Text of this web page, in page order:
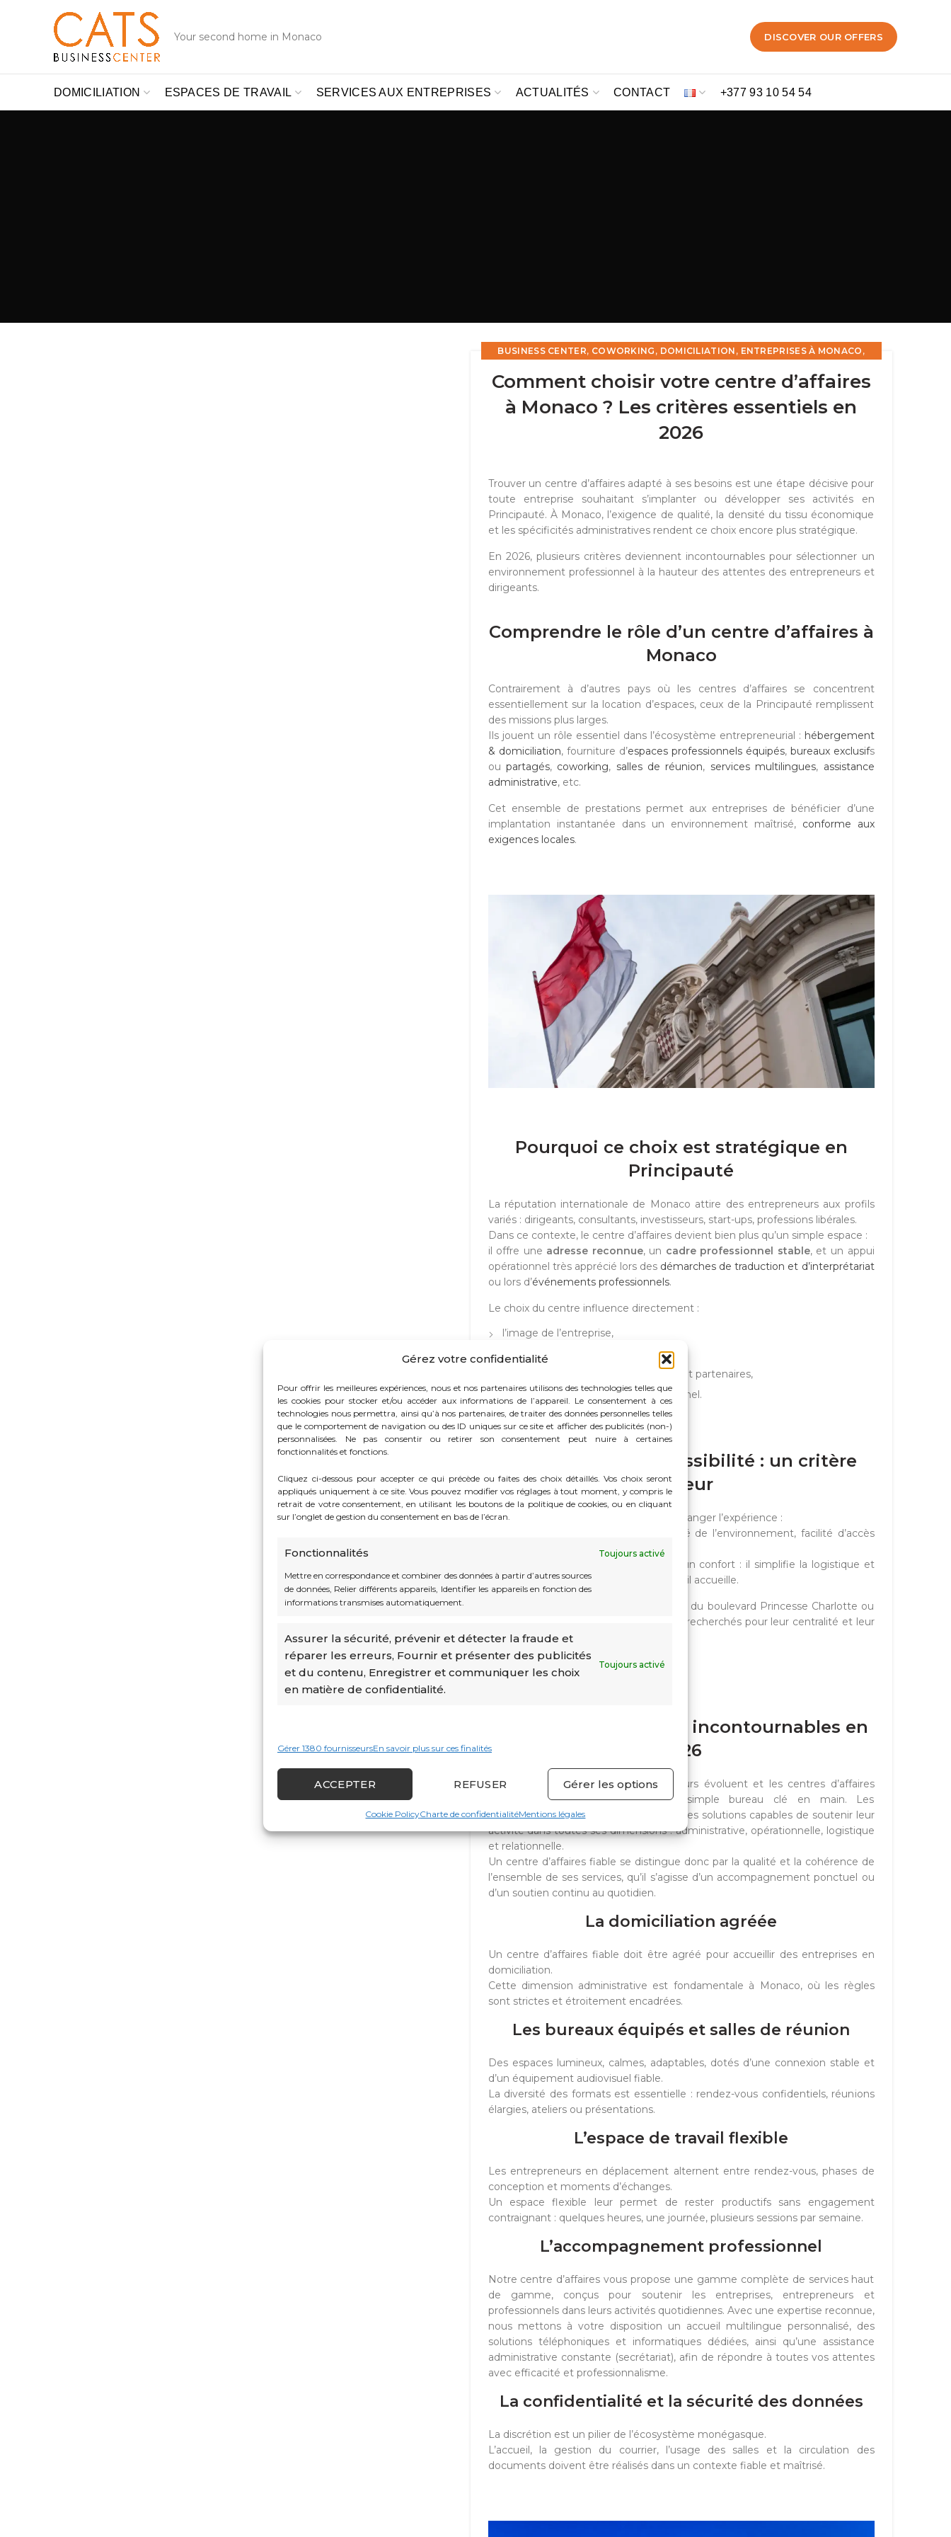
Gérez votre confidentialité
Pour offrir les meilleures expériences, nous et nos partenaires utilisons des technologies telles que
les cookies pour stocker et/ou accéder aux informations de l’appareil. Le consentement à ces
technologies nous permettra, ainsi qu’à nos partenaires, de traiter des données personnelles telles
que le comportement de navigation ou des ID uniques sur ce site et afficher des publicités (non-)
personnalisées. Ne pas consentir ou retirer son consentement peut nuire à certaines
fonctionnalités et fonctions.
Cliquez ci-dessous pour accepter ce qui précède ou faites des choix détaillés. Vos choix seront
appliqués uniquement à ce site. Vous pouvez modifier vos réglages à tout moment, y compris le
retrait de votre consentement, en utilisant les boutons de la politique de cookies, ou en cliquant
sur l’onglet de gestion du consentement en bas de l’écran.
Fonctionnalités Toujours activé
Mettre en correspondance et combiner des données à partir d’autres sources
de données, Relier différents appareils, Identifier les appareils en fonction des
informations transmises automatiquement.
Assurer la sécurité, prévenir et détecter la fraude et
réparer les erreurs, Fournir et présenter des publicités
et du contenu, Enregistrer et communiquer les choix
en matière de confidentialité.
Toujours activé
Gérer 1380 fournisseursEn savoir plus sur ces finalités
ACCEPTER REFUSER Gérer les options
Cookie PolicyCharte de confidentialitéMentions légales
Your second home in Monaco DISCOVER OUR OFFERS
DOMICILIATION ESPACES DE TRAVAIL SERVICES AUX ENTREPRISES ACTUALITÉS CONTACT +377 93 10 54 54
BUSINESS CENTER, COWORKING , DOMICILIATION , ENTREPRISES À MONACO ,
Comment choisir votre centre d’affaires
à Monaco ? Les critères essentiels en
2026
Trouver un centre d’affaires adapté à ses besoins est une étape décisive pour
toute entreprise souhaitant s’implanter ou développer ses activités en
Principauté. À Monaco, l’exigence de qualité, la densité du tissu économique
et les spécificités administratives rendent ce choix encore plus stratégique.
En 2026, plusieurs critères deviennent incontournables pour sélectionner un
environnement professionnel à la hauteur des attentes des entrepreneurs et
dirigeants.
Comprendre le rôle d’un centre d’affaires à
Monaco
Contrairement à d’autres pays où les centres d’affaires se concentrent
essentiellement sur la location d’espaces, ceux de la Principauté remplissent
des missions plus larges.
Ils jouent un rôle essentiel dans l’écosystème entrepreneurial : hébergement
& domiciliation, fourniture d’espaces professionnels équipés, bureaux exclusifs
ou partagés, coworking, salles de réunion, services multilingues, assistance
administrative, etc.
Cet ensemble de prestations permet aux entreprises de bénéficier d’une
implantation instantanée dans un environnement maîtrisé, conforme aux
exigences locales.
Pourquoi ce choix est stratégique en
Principauté
La réputation internationale de Monaco attire des entrepreneurs aux profils
variés : dirigeants, consultants, investisseurs, start-ups, professions libérales.
Dans ce contexte, le centre d’affaires devient bien plus qu’un simple espace :
il offre une adresse reconnue, un cadre professionnel stable, et un appui
opérationnel très apprécié lors des démarches de traduction et d’interprétariat
ou lors d’événements professionnels.
Le choix du centre influence directement :
l’image de l’entreprise,
la fluidité des opérations,
la qualité des échanges avec clients et partenaires,
et l’efficacité du quotidien professionnel.
Localisation et accessibilité : un critère
majeur
À Monaco, quelques mètres peuvent changer l’expérience :
proximité des axes stratégiques, qualité de l’environnement, facilité d’accès
Un centre bien implanté offre plus qu’un confort : il simplifie la logistique et
renforce la crédibilité des entreprises qu’il accueille.
Les quartiers du Forum, des Gaumates, du boulevard Princesse Charlotte ou
de la Condamine sont particulièrement recherchés pour leur centralité et leur
accessibilité.
Les services business incontournables en
2026
En 2026, les attentes des entrepreneurs évoluent et les centres d’affaires
doivent proposer bien plus qu’un simple bureau clé en main. Les
professionnels recherchent désormais des solutions capables de soutenir leur
activité dans toutes ses dimensions : administrative, opérationnelle, logistique
et relationnelle.
Un centre d’affaires fiable se distingue donc par la qualité et la cohérence de
l’ensemble de ses services, qu’il s’agisse d’un accompagnement ponctuel ou
d’un soutien continu au quotidien.
La domiciliation agréée
Un centre d’affaires fiable doit être agréé pour accueillir des entreprises en
domiciliation.
Cette dimension administrative est fondamentale à Monaco, où les règles
sont strictes et étroitement encadrées.
Les bureaux équipés et salles de réunion
Des espaces lumineux, calmes, adaptables, dotés d’une connexion stable et
d’un équipement audiovisuel fiable.
La diversité des formats est essentielle : rendez-vous confidentiels, réunions
élargies, ateliers ou présentations.
L’espace de travail flexible
Les entrepreneurs en déplacement alternent entre rendez-vous, phases de
conception et moments d’échanges.
Un espace flexible leur permet de rester productifs sans engagement
contraignant : quelques heures, une journée, plusieurs sessions par semaine.
L’accompagnement professionnel
Notre centre d’affaires vous propose une gamme complète de services haut
de gamme, conçus pour soutenir les entreprises, entrepreneurs et
professionnels dans leurs activités quotidiennes. Avec une expertise reconnue,
nous mettons à votre disposition un accueil multilingue personnalisé, des
solutions téléphoniques et informatiques dédiées, ainsi qu’une assistance
administrative constante (secrétariat), afin de répondre à toutes vos attentes
avec efficacité et professionnalisme.
La confidentialité et la sécurité des données
La discrétion est un pilier de l’écosystème monégasque.
L’accueil, la gestion du courrier, l’usage des salles et la circulation des
documents doivent être réalisés dans un contexte fiable et maîtrisé.